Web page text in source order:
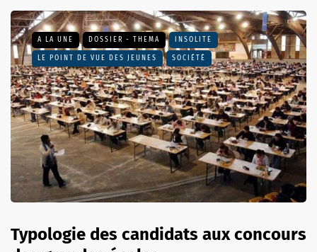
A LA UNE DOSSIER - THEMA INSOLITE
LE POINT DE VUE DES JEUNES SOCIÉTÉ
Typologie des candidats aux concours